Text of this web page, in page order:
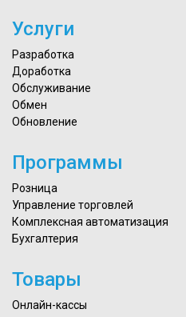
Услуги
Разработка
Доработка
Обслуживание
Обмен
Обновление
Программы
Розница
Управление торговлей
Комплексная автоматизация
Бухгалтерия
Товары
Онлайн-кассы